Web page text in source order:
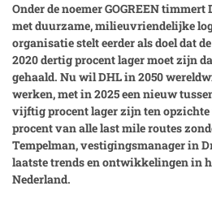
Onder de noemer GOGREEN timmert
met duurzame, milieuvriendelijke
organisatie stelt eerder als doel dat
2020 dertig procent lager moet zijn
gehaald. Nu wil DHL in 2050
werken, met in 2025 een nieuw
vijftig procent lager zijn ten opzichte
procent van alle last mile routes
Tempelman, vestigingsmanager in
laatste trends en ontwikkelingen in
Nederland.